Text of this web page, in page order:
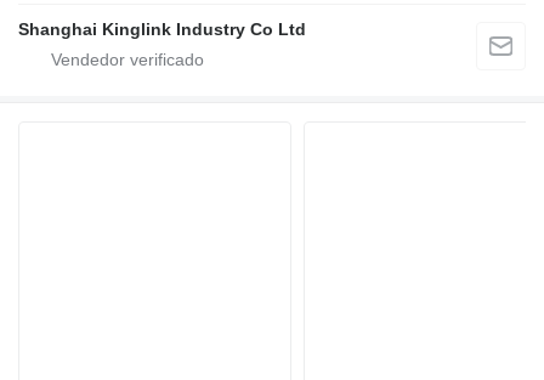
Shanghai Kinglink Industry Co Ltd